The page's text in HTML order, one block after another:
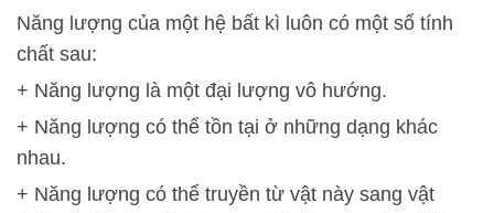
Năng lượng của một hệ bất kì luôn có một số tính
chất sau:
+ Năng lượng là một đại lượng vô hướng.
+ Năng lượng có thể tồn tại ở những dạng khác
nhau.
+ Năng lượng có thể truyền từ vật này sang vật